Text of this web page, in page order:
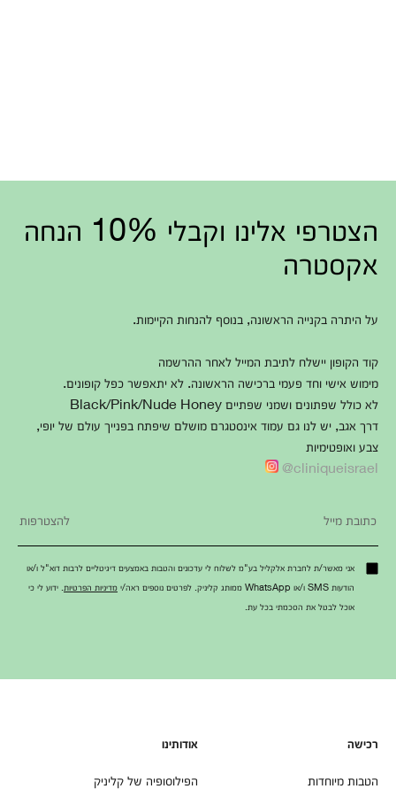
הצטרפי אלינו וקבלי 10% הנחה
אקסטרה
על היתרה בקנייה הראשונה, בנוסף להנחות הקיימות.
קוד הקופון יישלח לתיבת המייל לאחר ההרשמה
מימוש אישי וחד פעמי ברכישה הראשונה. לא יתאפשר כפל קופונים.
לא כולל שפתונים ושמני שפתיים Black/Pink/Nude Honey
דרך אגב, יש לנו גם עמוד אינסטגרם מושלם שיפתח בפנייך עולם של יופי,
צבע ואופטימיות
cliniqueisrael@
אני מאשר/ת לחברת אלקליל בע"מ לשלוח לי עדכונים והטבות באמצעים דיגיטליים לרבות דוא"ל ו/או
הודעות SMS ו/או WhatsApp ממותג קליניק. לפרטים נוספים ראה/י
מדיניות הפרטיות . ידוע לי כי
אוכל לבטל את הסכמתי בכל עת.
רכישה
הטבות מיוחדות
אודותינו
הפילוסופיה של קליניק